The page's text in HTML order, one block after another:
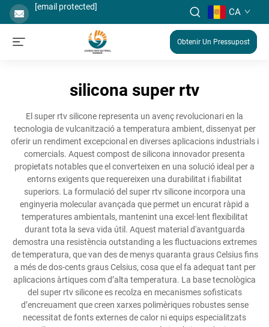
[email protected] CA
Obtenir Un Pressupost
silicona super rtv
El super rtv silicone representa un avenç revolucionari en la
tecnologia de vulcanització a temperatura ambient, dissenyat per
oferir un rendiment excepcional en diverses aplicacions industrials i
comercials. Aquest compost de silicona innovador presenta
propietats notables que el converteixen en una solució ideal per a
entorns exigents que requereixen una durabilitat i fiabilitat
superiors. La formulació del super rtv silicone incorpora una
enginyeria molecular avançada que permet un encurat ràpid a
temperatures ambientals, mantenint una excel·lent flexibilitat
durant tota la seva vida útil. Aquest material d'avantguarda
demostra una resistència outstanding a les fluctuacions extremes
de temperatura, que van des de menys quaranta graus Celsius fins
a més de dos-cents graus Celsius, cosa que el fa adequat tant per
aplicacions àrtiques com d’alta temperatura. La base tecnològica
del super rtv silicone es recolza en mecanismes sofisticats
d’encreuament que creen xarxes polimèriques robustes sense
necessitat de fonts externes de calor ni equips especialitzats